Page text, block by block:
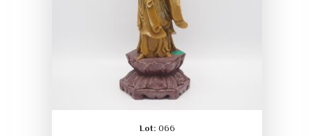
Lot: 066